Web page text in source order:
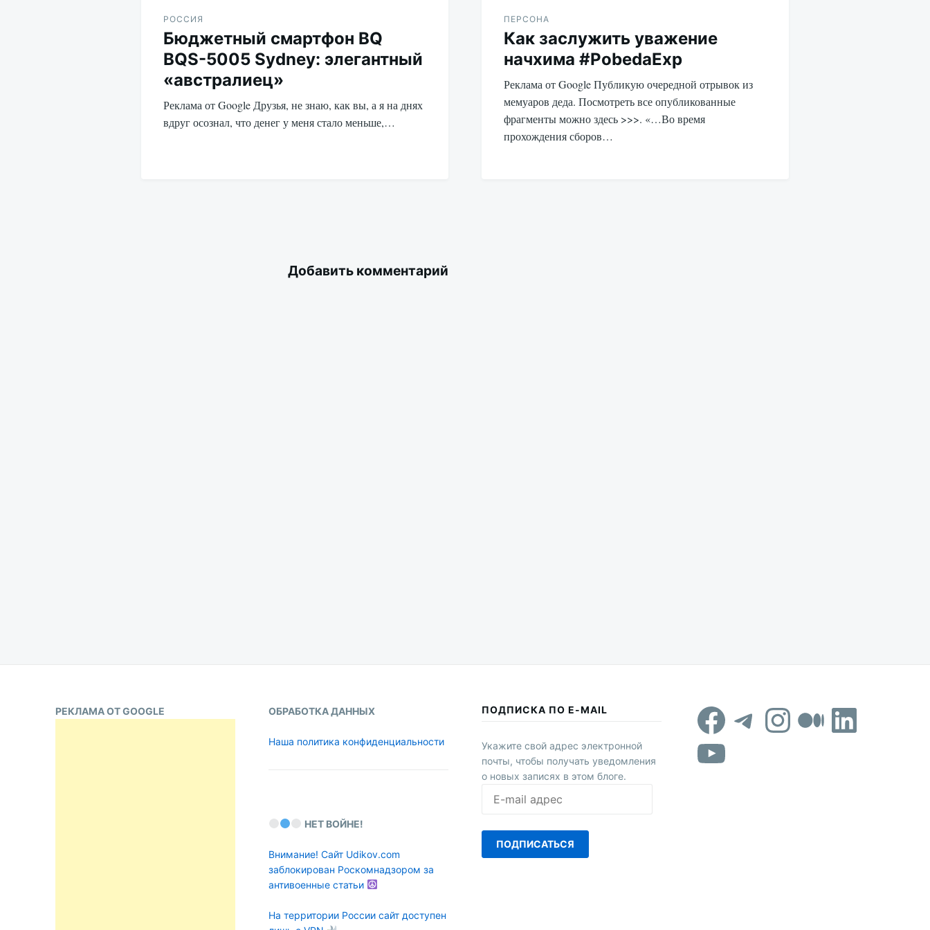
по
записям
РОССИЯ
Бюджетный смартфон BQ
BQS-5005 Sydney: элегантный
«австралиец»
Реклама от Google Друзья, не знаю, как вы, а я на днях
вдруг осознал, что денег у меня стало меньше,…
ПЕРСОНА
Как заслужить уважение
начхима #PobedaExp
Реклама от Google Публикую очередной отрывок из
мемуаров деда. Посмотреть все опубликованные
фрагменты можно здесь >>>. «…Во время
прохождения сборов…
Добавить комментарий
РЕКЛАМА ОТ GOOGLE ОБРАБОТКА ДАННЫХ
Наша политика конфиденциальности
НЕТ ВОЙНЕ!
Внимание! Сайт Udikov.com
заблокирован Роскомнадзором за
антивоенные статьи
На территории России сайт доступен
ПОДПИСКА ПО E-MAIL
Укажите свой адрес электронной
почты, чтобы получать уведомления
о новых записях в этом блоге.
mail
ПОДПИСАТЬСЯ
Facebook
Telegram
Instagram
YouTube